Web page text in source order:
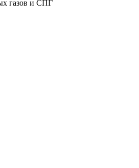
газов и СПГ